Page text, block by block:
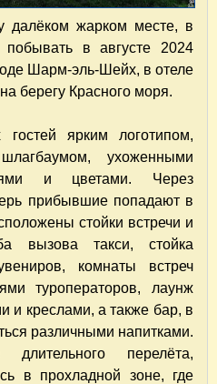
далёком жарком месте, в
в августе 2024
Шарм-эль-Шейх, в отеле
берегу Красного моря.
гостей ярким логотипом,
ухоженными
и цветами. Через
прибывшие попадают в
стойки встречи и
вызова такси, стойка
комнаты встреч
туроператоров, лаунж
и креслами, а также бар, в
различными напитками.
перелёта,
в прохладной зоне, где